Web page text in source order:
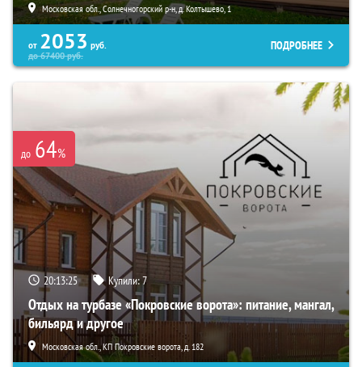
Московская обл., Солнечногорский р-н, д. Колтышево, 1
от 2053 руб.
до67400руб.
ПОДРОБНЕЕ
до 64%
20:13:24 Купили:7
Отдых на турбазе «Покровские ворота»: питание, мангал,
бильярд и другое
Московская обл., КП Покровские ворота, д. 182